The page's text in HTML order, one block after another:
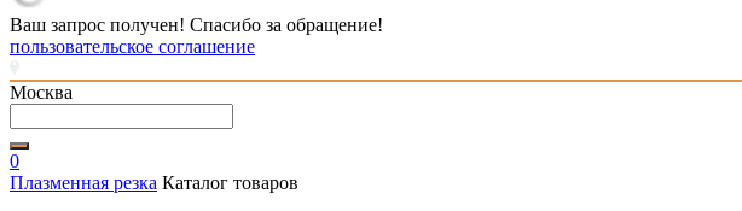
Ваш запрос получен! Спасибо за обращение!
пользовательское соглашение
Москва
0
Плазменная резка Каталог товаров